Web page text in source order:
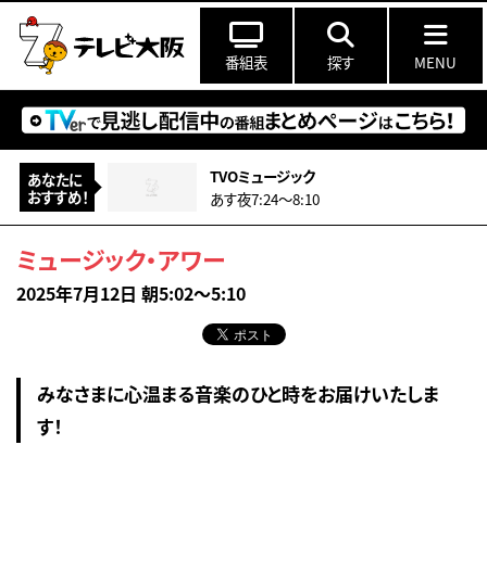
番組表 探す MENU
あなたに
おすすめ！
TVOミュージック
あす夜7:24〜8:10
ミュージック・アワー
2025年7月12日 朝5:02～5:10
みなさまに心温まる音楽のひと時をお届けいたしま
す！